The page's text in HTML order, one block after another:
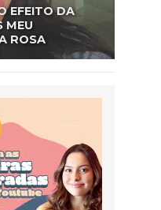
EFEITO DA
MEU
ROSA